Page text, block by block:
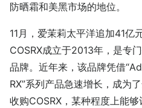
防晒霜和美黑市场的地位。
11月，爱茉莉太平洋追加41亿
COSRX成立于2013年，是专
品牌。近年来，该品牌凭借
RX”系列产品急速增长，成为
收购COSRX，某种程度上能